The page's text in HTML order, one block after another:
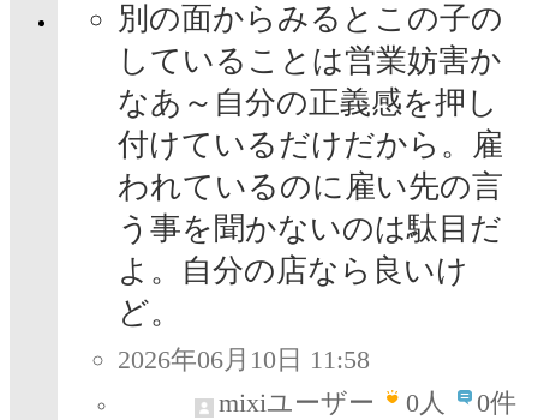
別の面からみるとこの子の
していることは営業妨害か
なあ～自分の正義感を押し
付けているだけだから。雇
われているのに雇い先の言
う事を聞かないのは駄目だ
よ。自分の店なら良いけ
ど。
2026年06月10日 11:58
mixiユーザー
0人 0件